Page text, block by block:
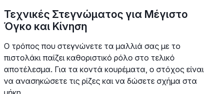
Τεχνικές Στεγνώματος για Μέγιστο
Όγκο και Κίνηση
Ο τρόπος που στεγνώνετε τα μαλλιά σας με το
πιστολάκι παίζει καθοριστικό ρόλο στο τελικό
αποτέλεσμα. Για τα κοντά κουρέματα, ο στόχος είναι
να ανασηκώσετε τις ρίζες και να δώσετε σχήμα στα